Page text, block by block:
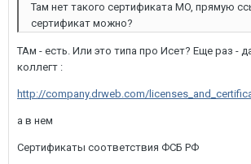
Там нет такого сертификата MO, прямую
сертификат можно?
ТАм - есть. Или это типа про Исет? Еще раз -
коллегт :
http://company.drweb.com/
а в нем
Сертификаты соответствия ФСБ РФ